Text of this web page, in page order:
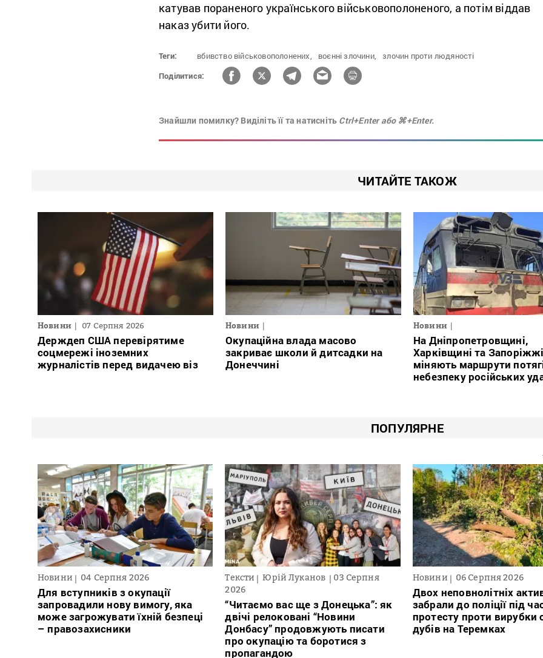
катував пораненого українського військовополоненого, а потім віддав
наказ убити його.
Теги: вбивство військовополонених, воєнні злочини,
злочин проти людяності
Поділитися:
Знайшли помилку? Виділіть її та натисніть Ctrl+Enter або ⌘+Enter.
ЧИТАЙТЕ ТАКОЖ
Новини 07 Серпня 2026
Держдеп США перевірятиме
соцмережі іноземних
журналістів перед видачею віз
Новини
Окупаційна влада масово
закриває школи й дитсадки на
Донеччині
Новини
На Дніпропетровщині,
Харківщині та
міняють маршрути
небезпеку російських
ПОПУЛЯРНЕ
Новини 04 Серпня 2026
Для вступників з окупації
запровадили нову вимогу, яка
може загрожувати їхній безпеці
– правозахисники
Тексти Юрій Луканов
03 Серпня
2026
“Читаємо вас ще з Донецька”: як
двічі релоковані “Новини
Донбасу” продовжують писати
про окупацію та боротися з
пропагандою
Новини 06 Серпня 2026
Двох неповнолітніх
забрали до поліції під
протесту проти вирубки
дубів на Теремках